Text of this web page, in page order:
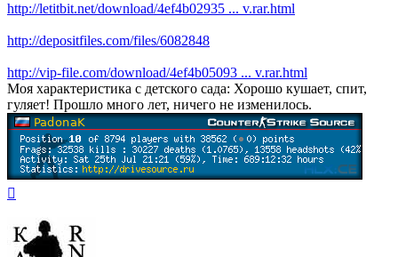
http://letitbit.net/download/4ef4b02935 ... v.rar.html
http://depositfiles.com/files/6082848
http://vip-file.com/download/4ef4b05093 ... v.rar.html
Моя характеристика с детского сада: Хорошо кушает, спит,
гуляет! Прошло много лет, ничего не изменилось.
началу